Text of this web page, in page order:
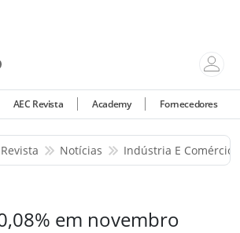
AEC Revista Academy Fornecedores
Notícias Indústria E Comércio
em novembro